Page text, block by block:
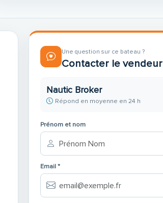
Une question sur ce bateau ?
Contacter le vendeur
Nautic Broker
Répond en moyenne en 24 h
Prénom et nom
Email *